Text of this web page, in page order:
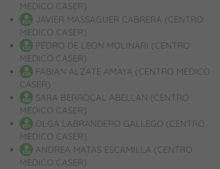
MEDICO CASER)
JAVIER MASSAGUER CABRERA (CENTRO
MEDICO CASER)
PEDRO DE LEON MOLINARI (CENTRO
MEDICO CASER)
FABIAN ALZATE AMAYA (CENTRO MEDICO
CASER)
SARA BERROCAL ABELLAN (CENTRO
MEDICO CASER)
OLGA LABRANDERO GALLEGO (CENTRO
MEDICO CASER)
ANDREA MATAS ESCAMILLA (CENTRO
MEDICO CASER)